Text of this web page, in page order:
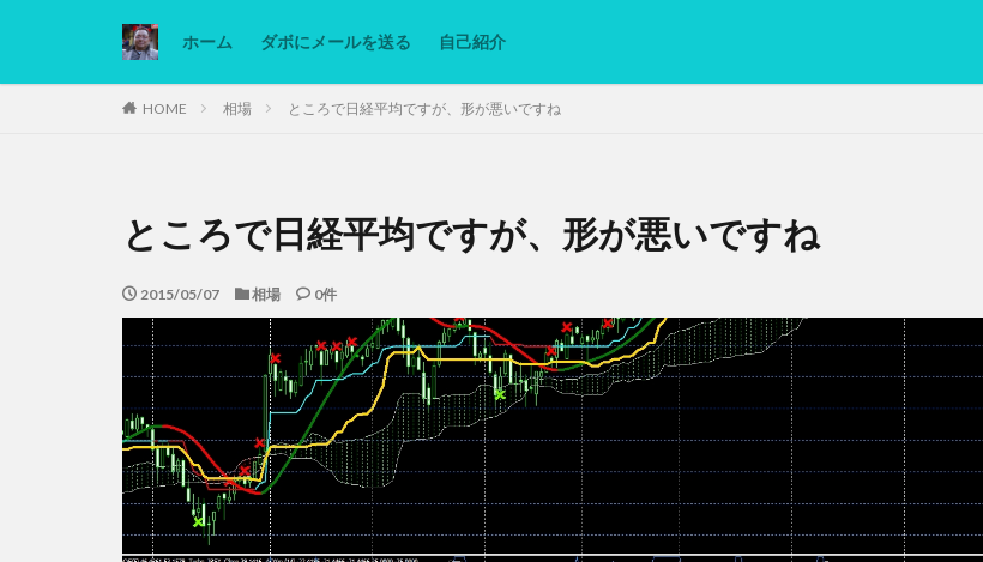
ホーム ダボにメールを送る 自己紹介
HOME 相場 ところで日経平均ですが、形が悪いですね
ところで日経平均ですが、形が悪いですね
2015/05/07 相場 0件
カテゴリー
Ninjatrader グリグリ画像 マレーシア動画
検索